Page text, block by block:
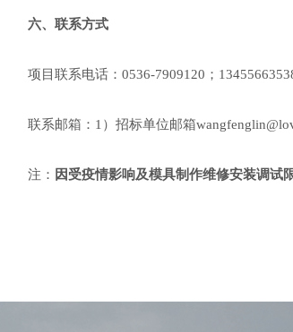
六、联系方式
项目联系电话：0536-7909120；
联系邮箱：1）招标单位邮箱
注： 因受疫情影响及模具制作维修安装调试